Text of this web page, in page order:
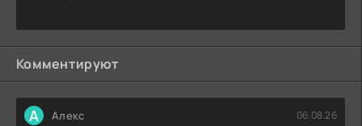
Комментируют
А Алекс 06.08.26